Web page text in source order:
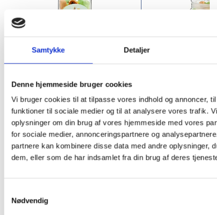
Samtykke Detaljer
Denne hjemmeside bruger cookies
Vi bruger cookies til at tilpasse vores indhold og annoncer,
funktioner til sociale medier og til at analysere vores trafik.
oplysninger om din brug af vores hjemmeside med vores
for sociale medier, annonceringspartnere og
partnere kan kombinere disse data med andre oplysninger,
dem, eller som de har indsamlet fra din brug af deres
Nødvendig
PK-6510-2501
Glas - Påskerox Mix 175 g.
DKK 60.00 / Pcs
DKK 75.00 inc. VAT
Buy now
In stock
DKK 90.00 /
DKK 112.50 inc. VAT
In stock